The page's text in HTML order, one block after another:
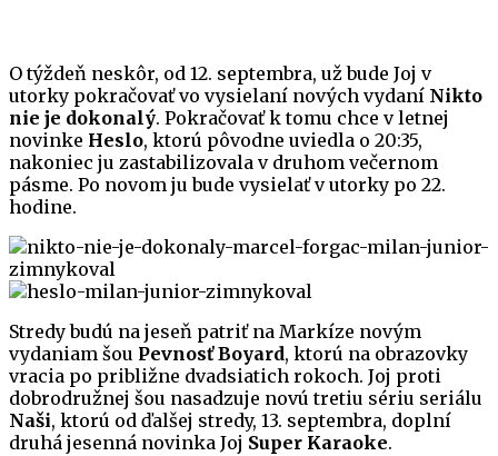
O týždeň neskôr, od 12. septembra, už bude Joj v
utorky pokračovať vo vysielaní nových vydaní Nikto
nie je dokonalý. Pokračovať k tomu chce v letnej
novinke Heslo, ktorú pôvodne uviedla o 20:35,
nakoniec ju zastabilizovala v druhom večernom
pásme. Po novom ju bude vysielať v utorky po 22.
hodine.
Stredy budú na jeseň patriť na Markíze novým
vydaniam šou Pevnosť Boyard, ktorú na obrazovky
vracia po približne dvadsiatich rokoch. Joj proti
dobrodružnej šou nasadzuje novú tretiu sériu seriálu
Naši, ktorú od ďalšej stredy, 13. septembra, doplní
druhá jesenná novinka Joj Super Karaoke.